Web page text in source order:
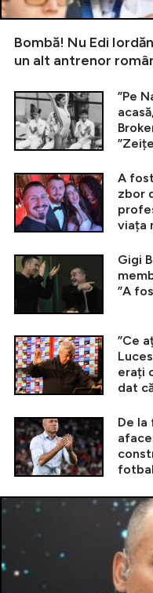
Bombă! Nu Edi
un alt antrenor
”Pe
A
zbor
viața
Gigi
”A
”Ce
erați
dat
De la
fotbal